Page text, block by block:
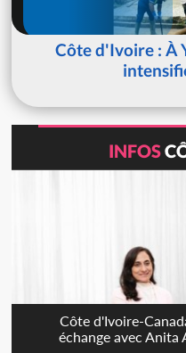
Côte d'Ivoire : À
INFOS
Côte d'Ivoire-
échange avec Anita